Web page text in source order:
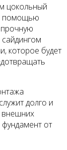
цокольный
помощью
которое будет
долго и
внешних
от